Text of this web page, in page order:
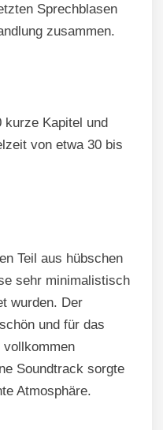
Sprechblasen
zusammen.
kurze Kapitel und
von etwa 30 bis
Teil aus hübschen
sehr minimalistisch
wurden. Der
und für das
Soundtrack sorgte
Atmosphäre.